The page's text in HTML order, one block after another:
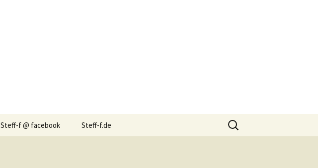
Steff-f @ facebook Steff-f.de
Suchen
nach: